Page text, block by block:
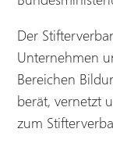
Der
Unternehmen
Bereichen
berät, vernetzt
zum